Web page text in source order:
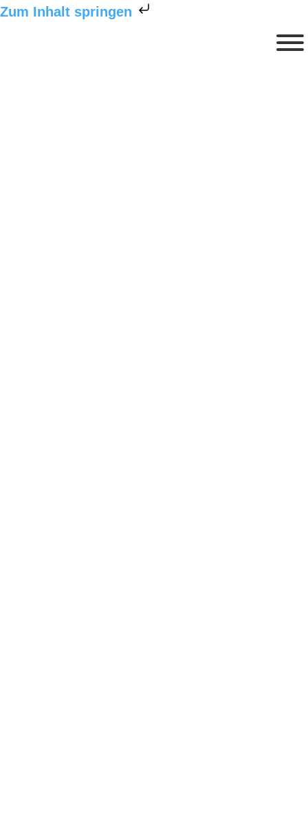
Zum Inhalt springen